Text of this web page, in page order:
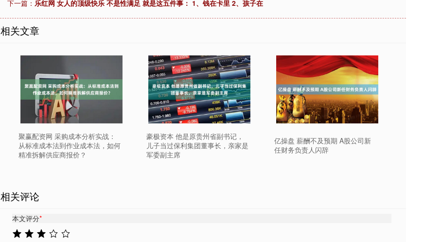
下一篇： 乐红网 女人的顶级快乐 不是性满足 就是这五件事： 1、钱在卡里 2、孩子在
相关文章
聚赢配资网 采购成本分析实战：
从标准成本法到作业成本法，如何
精准拆解供应商报价？
豪极资本 他是原贵州省副书记，
儿子当过保利集团董事长，亲家是
军委副主席
亿操盘 薪酬不及预期 A股公司新
任财务负责人闪辞
相关评论
本文评分*